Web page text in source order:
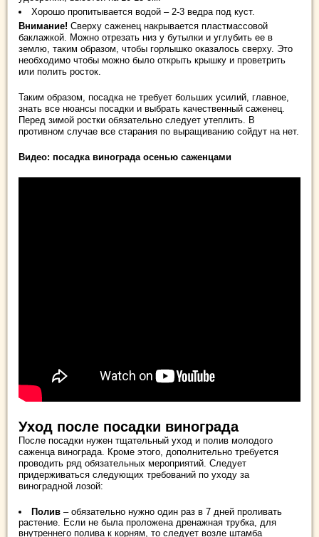
Хорошо пропитывается водой – 2-3 ведра под куст.
Внимание! Сверху саженец накрывается пластмассовой
баклажкой. Можно отрезать низ у бутылки и углубить ее в
землю, таким образом, чтобы горлышко оказалось сверху. Это
необходимо чтобы можно было открыть крышку и проветрить
или полить росток.
Таким образом, посадка не требует больших усилий, главное,
знать все нюансы посадки и выбрать качественный саженец.
Перед зимой ростки обязательно следует утеплить. В
противном случае все старания по выращиванию сойдут на нет.
Видео: посадка винограда осенью саженцами
Уход после посадки винограда
После посадки нужен тщательный уход и полив молодого
саженца винограда. Кроме этого, дополнительно требуется
проводить ряд обязательных мероприятий. Следует
придерживаться следующих требований по уходу за
виноградной лозой:
Полив – обязательно нужно один раз в 7 дней проливать
растение. Если не была проложена дренажная трубка, для
внутреннего полива к корням, то следует возле штамба